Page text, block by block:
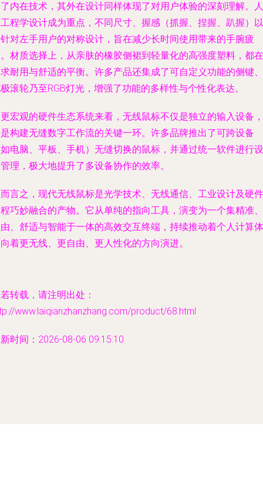
内在技术，其外在设计同样体现了对用户体验的深刻理解。人
程学设计成为重点，不同尺寸、握感（抓握、捏握、趴握）以
对左手用户的对称设计，旨在减少长时间使用带来的手腕疲
材质选择上，从亲肤的橡胶侧裙到轻量化的高强度塑料，都在
耐用与舒适的平衡。许多产品还集成了可自定义功能的侧键、
滚轮乃至RGB灯光，增强了功能的多样性与个性化表达。
宏观的硬件生态系统来看，无线鼠标不仅是独立的输入设备，
构建无缝数字工作流的关键一环。许多品牌推出了可跨设备
电脑、平板、手机）无缝切换的鼠标，并通过统一软件进行设
理，极大地提升了多设备协作的效率。
言之，现代无线鼠标是光学技术、无线通信、工业设计及硬件
巧妙融合的产物。它从单纯的指向工具，演变为一个集精准、
、舒适与智能于一体的高效交互终端，持续推动着个人计算体
着更无线、更自由、更人性化的方向演进。
转载，请注明出处：
www.laiqianzhanzhang.com/product/68.html
时间：2026-08-06 09:15:10